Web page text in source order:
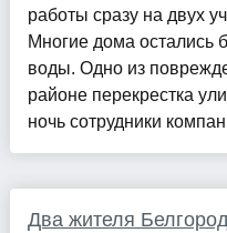
работы сразу на двух
Многие дома остались
воды. Одно из
районе перекрестка
ночь сотрудники
Два жителя